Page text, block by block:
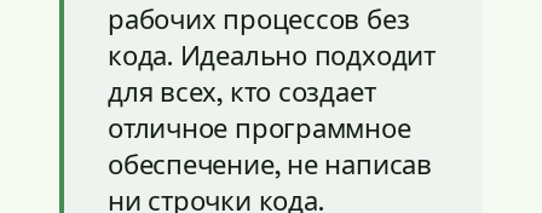
рабочих процессов без
кода. Идеально подходит
для всех, кто создает
отличное программное
обеспечение, не написав
ни строчки кода.